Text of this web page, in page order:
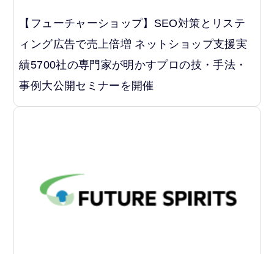
【フューチャーショップ】SEO対策とリステ
ィング広告で売上倍増 ネットショップ支援実
績5700社の専門家が明かすプロの技・手法・
事例大公開セミナーを開催